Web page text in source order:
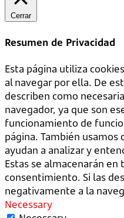
Cerrar
Resumen de Privacidad
Esta página utiliza
al navegar por ella. De
describen como
navegador, ya que son
funcionamiento de
página. También
ayudan a analizar y
Estas se almacenarán
consentimiento. Si las
negativamente a la
Necessary